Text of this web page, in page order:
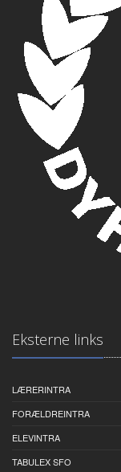
Eksterne links
LÆRERINTRA
FORÆLDREINTRA
ELEVINTRA
TABULEX SFO